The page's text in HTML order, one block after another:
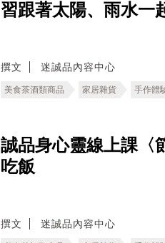
習跟著太陽、雨水一
撰文 迷誠品內容中心
美食茶酒類商品 家居雜貨 手作體
誠品身心靈線上課〈
吃飯
撰文 迷誠品內容中心